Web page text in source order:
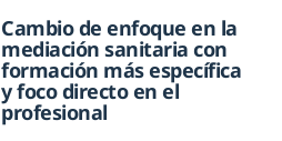
Cambio de enfoque en la
mediación sanitaria con
formación más específica
y foco directo en el
profesional